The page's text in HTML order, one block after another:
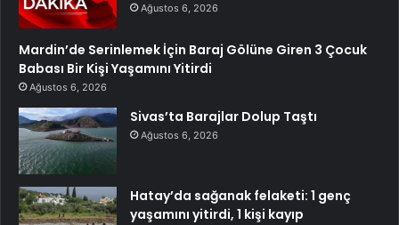
Ağustos 6, 2026
Mardin’de Serinlemek İçin Baraj Gölüne Giren 3 Çocuk
Babası Bir Kişi Yaşamını Yitirdi
Ağustos 6, 2026
Sivas’ta Barajlar Dolup Taştı
Ağustos 6, 2026
Hatay’da sağanak felaketi: 1 genç
yaşamını yitirdi, 1 kişi kayıp